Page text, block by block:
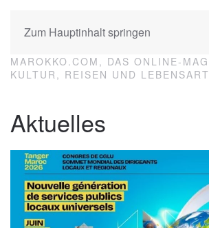
Zum Hauptinhalt springen
MAROKKO.COM, DAS ONLINE-
KULTUR, REISEN UND LEBENSART
Aktuelles